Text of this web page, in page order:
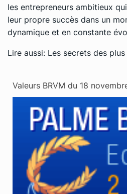
les entrepreneurs ambitieux
leur propre succès dans un
dynamique et en constante
Lire aussi: Les secrets des
Valeurs BRVM du 18